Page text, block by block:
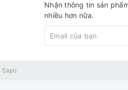
Nhận thông tin sản
nhiều hơn nữa.
Sapo